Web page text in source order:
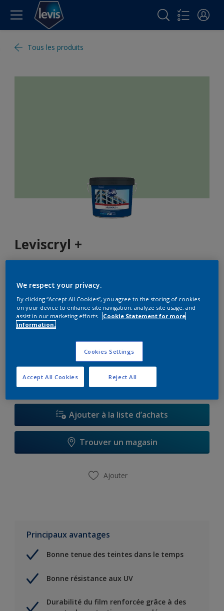
Tous les produits
Leviscryl +
Format
1 L
Ajouter à la liste d’achats
Trouver un magasin
Ajouter
Principaux avantages
Bonne tenue des teintes dans le temps
Bonne résistance aux UV
Durabilité du film renforcée grâce à des
We respect your privacy.
By clicking “Accept All Cookies”, you agree to the storing of cookies
on your device to enhance site navigation, analyze site usage, and
assist in our marketing efforts.
Cookie Statement for more
information.
Cookies Settings
Reject All
Accept All Cookies